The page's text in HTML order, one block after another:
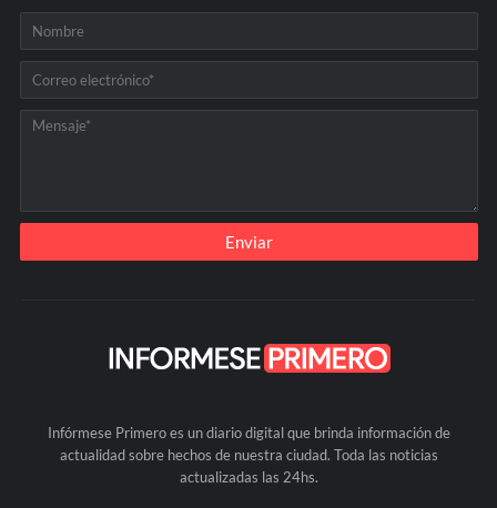
Infórmese Primero es un diario digital que brinda información de
actualidad sobre hechos de nuestra ciudad. Toda las noticias
actualizadas las 24hs.